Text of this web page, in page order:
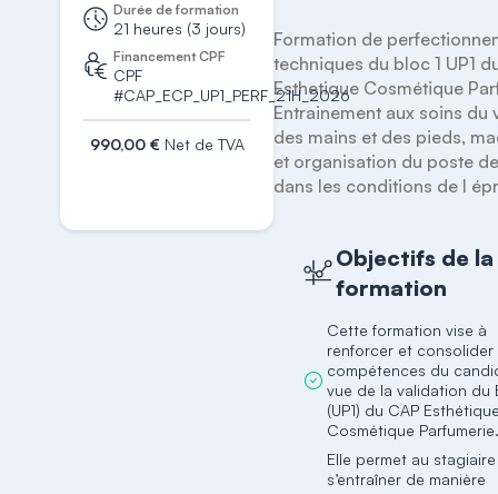
Durée de formation
21 heures (3 jours)
Financement CPF
CPF
#CAP_ECP_UP1_PERF_21H_2026
990,00 € Net de TVA
Formation de
techniques du bloc 1 UP1
Esthetique Cosmétique
Entrainement aux soins du
des mains et des pieds,
et organisation du poste
dans les conditions de l
Objectifs de la
formation
Cette formation vise à
renforcer et consolider
compétences du
vue de la validation du
(UP1) du CAP
Cosmétique
Elle permet au
s’entraîner de manière